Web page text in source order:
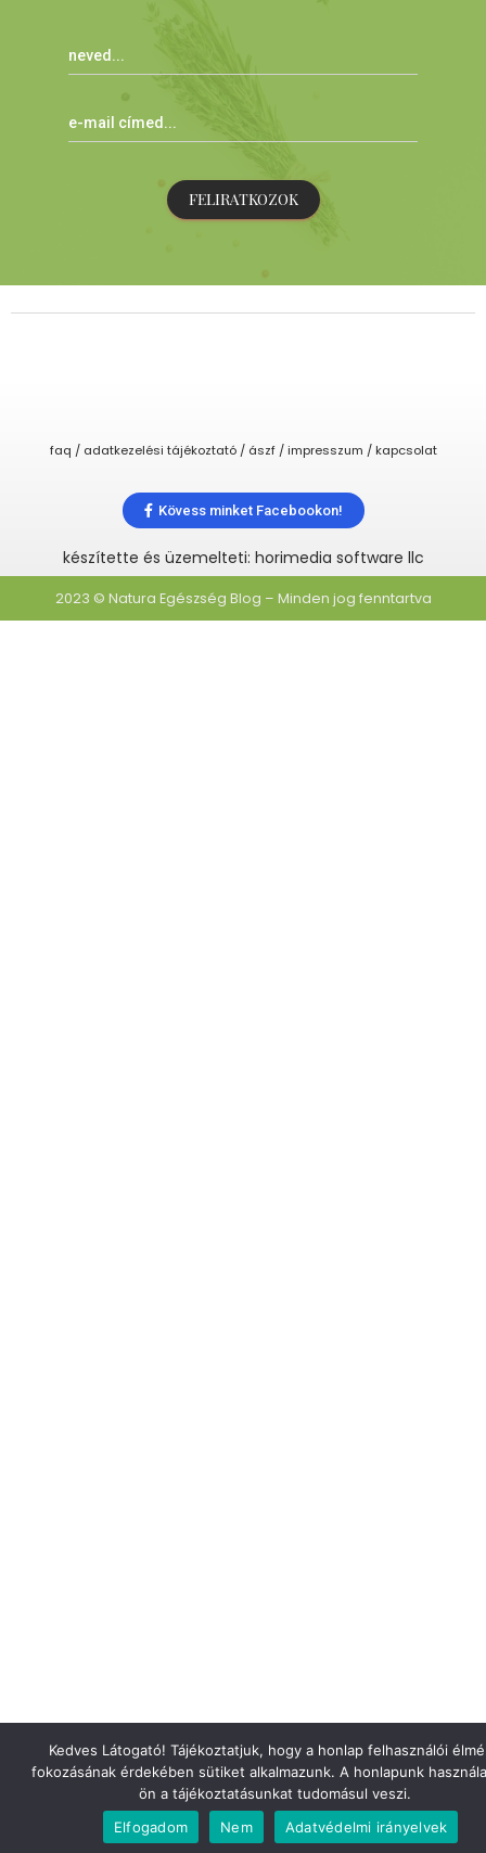
FELIRATKOZOK
faq / adatkezelési tájékoztató / ászf / impresszum / kapcsolat
Kövess minket Facebookon!
készítette és üzemelteti: horimedia software llc
2023 © Natura Egészség Blog – Minden jog fenntartva
Kedves Látogató! Tájékoztatjuk, hogy a honlap felhasználói
fokozásának érdekében sütiket alkalmazunk. A honlapunk
ön a tájékoztatásunkat tudomásul veszi.
Elfogadom
Nem Adatvédelmi irányelvek